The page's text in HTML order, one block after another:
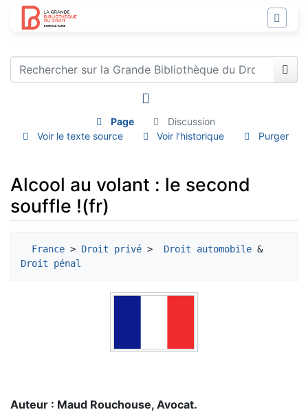
Page
Discussion
Voir le texte source
Voir l’historique Purger
Alcool au volant : le second
souffle !(fr)
France > Droit privé > Droit automobile
&
Droit pénal
Auteur : Maud Rouchouse, Avocat.